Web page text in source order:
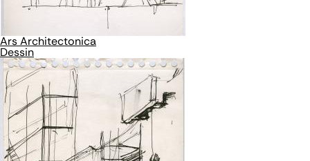
Ars Architectonica
Dessin